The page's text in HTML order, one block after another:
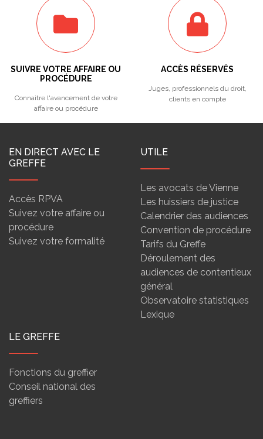
SUIVRE VOTRE AFFAIRE OU
PROCÉDURE
Connaitre l'avancement de votre
affaire ou procédure
ACCÈS RÉSERVÉS
Juges, professionnels du droit,
clients en compte
EN DIRECT AVEC LE
GREFFE
Accès RPVA
Suivez votre affaire ou
procédure
Suivez votre formalité
UTILE
Les avocats de Vienne
Les huissiers de justice
Calendrier des audiences
Convention de procédure
Tarifs du Greffe
Déroulement des
audiences de contentieux
général
Observatoire statistiques
Lexique
LE GREFFE
Fonctions du greffier
Conseil national des
greffiers